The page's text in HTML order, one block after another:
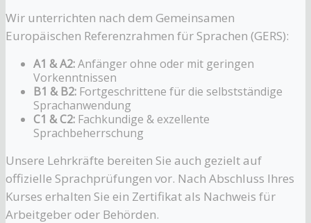
Wir unterrichten nach dem Gemeinsamen
Europäischen Referenzrahmen für Sprachen (GERS):
A1 & A2:Anfänger ohne oder mit geringen
Vorkenntnissen
B1 & B2: Fortgeschrittene für die selbstständige
Sprachanwendung
C1 & C2: Fachkundige & exzellente
Sprachbeherrschung
Unsere Lehrkräfte bereiten Sie auch gezielt auf
offizielle Sprachprüfungen vor. Nach Abschluss Ihres
Kurses erhalten Sie ein Zertifikat als Nachweis für
Arbeitgeber oder Behörden.